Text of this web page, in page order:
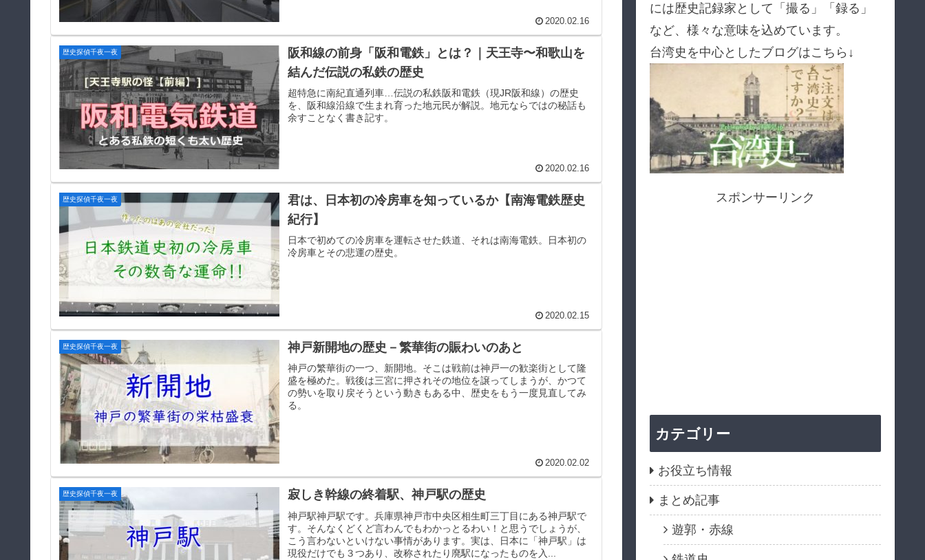
2020.02.16
歴史探偵千夜一夜
阪和線の前身「阪和電鉄」とは？｜天王寺〜和歌山を
結んだ伝説の私鉄の歴史
超特急に南紀直通列車…伝説の私鉄阪和電鉄（現JR阪和線）の歴史
を、阪和線沿線で生まれ育った地元民が解説。地元ならではの秘話も
余すことなく書き記す。
2020.02.16
歴史探偵千夜一夜
君は、日本初の冷房車を知っているか【南海電鉄歴史
紀行】
日本で初めての冷房車を運転させた鉄道、それは南海電鉄。日本初の
冷房車とその悲運の歴史。
2020.02.15
歴史探偵千夜一夜 神戸新開地の歴史－繁華街の賑わいのあと
神戸の繁華街の一つ、新開地。そこは戦前は神戸一の歓楽街として隆
盛を極めた。戦後は三宮に押されその地位を譲ってしまうが、かつて
の勢いを取り戻そうという動きもある中、歴史をもう一度見直してみ
る。
2020.02.02
歴史探偵千夜一夜 寂しき幹線の終着駅、神戸駅の歴史
神戸駅神戸駅です。兵庫県神戸市中央区相生町三丁目にある神戸駅で
す。そんなくどくど言わんでもわかっとるわい！と思うでしょうが、
こう言わないといけない事情があります。実は、日本に「神戸駅」は
現役だけでも３つあり、改称されたり廃駅になったものを入...
には歴史記録家として「撮る」「録る」
など、様々な意味を込めています。
台湾史を中心としたブログはこちら↓
スポンサーリンク
カテゴリー
お役立ち情報
まとめ記事
遊郭・赤線